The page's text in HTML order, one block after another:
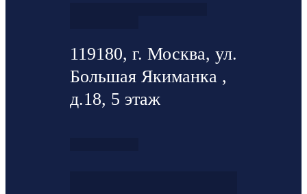
119180, г. Москва, ул.
Большая Якиманка ,
д.18, 5 этаж